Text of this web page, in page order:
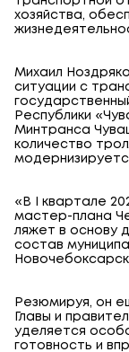
хозяйства,
Михаил
ситуации с
Республики
Минтранса
количество
«В I квартале
мастер-плана
ляжет в основу
состав
Резюмируя, он
Главы и
уделяется
готовность и